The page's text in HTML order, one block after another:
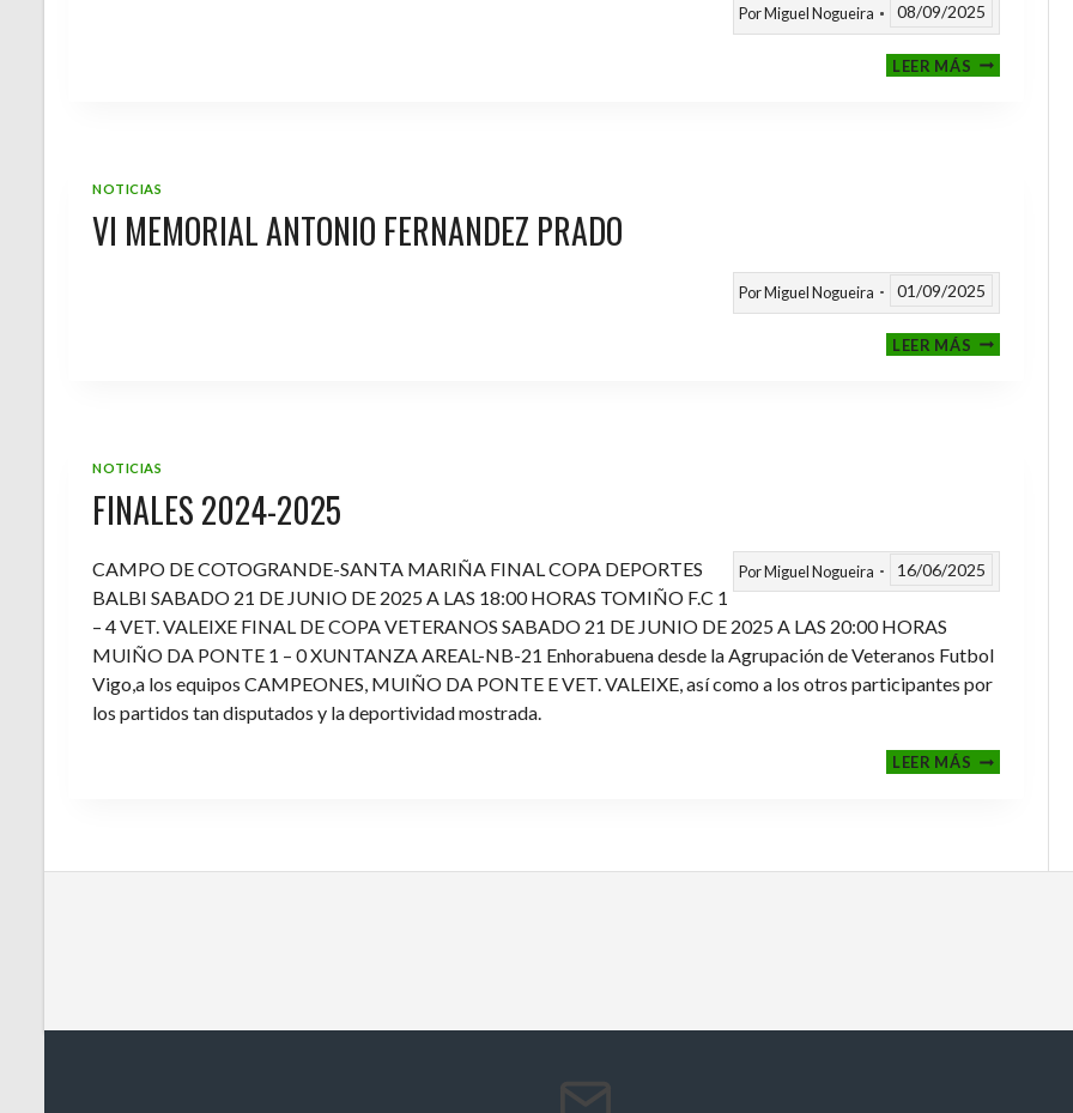
PorMiguel Nogueira 08/09/2025
LEER MÁSIII
MEMORIAL
NOTICIAS
VI MEMORIAL ANTONIO FERNANDEZ PRADO
PorMiguel Nogueira 01/09/2025
LEER MÁSVI
MEMORIAL
NOTICIAS
FINALES 2024-2025
PorMiguel Nogueira 16/06/2025
CAMPO DE COTOGRANDE-SANTA MARIÑA FINAL COPA DEPORTES
BALBI SABADO 21 DE JUNIO DE 2025 A LAS 18:00 HORAS TOMIÑO F.C 1
– 4 VET. VALEIXE FINAL DE COPA VETERANOS SABADO 21 DE JUNIO DE 2025 A LAS 20:00 HORAS
MUIÑO DA PONTE 1 – 0 XUNTANZA AREAL-NB-21 Enhorabuena desde la Agrupación de Veteranos Futbol
Vigo,a los equipos CAMPEONES, MUIÑO DA PONTE E VET. VALEIXE, así como a los otros participantes por
los partidos tan disputados y la deportividad mostrada.
LEER MÁSFINALES
2024-